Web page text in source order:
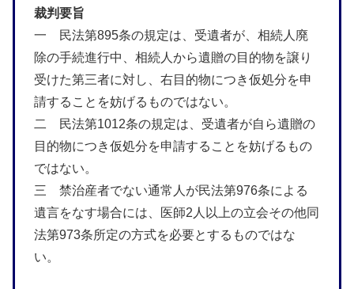
裁判要旨
一 民法第895条の規定は、受遺者が、相続人廃
除の手続進行中、相続人から遺贈の目的物を譲り
受けた第三者に対し、右目的物につき仮処分を申
請することを妨げるものではない。
二 民法第1012条の規定は、受遺者が自ら遺贈の
目的物につき仮処分を申請することを妨げるもの
ではない。
三 禁治産者でない通常人が民法第976条による
遺言をなす場合には、医師2人以上の立会その他同
法第973条所定の方式を必要とするものではな
い。